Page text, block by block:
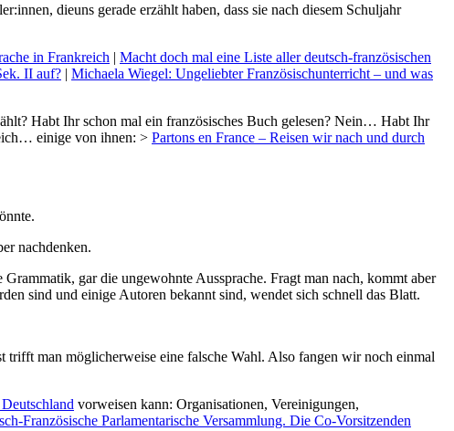
dieuns gerade erzählt haben, dass sie nach diesem Schuljahr
in Frankreich | Macht doch mal eine Liste aller deutsch-französischen
II auf? | Michaela Wiegel: Ungeliebter Französischunterricht – und was
Habt Ihr schon mal ein französisches Buch gelesen? Nein… Habt Ihr
einige von ihnen: > Partons en France – Reisen wir nach und durch
nachdenken.
gar die ungewohnte Aussprache. Fragt man nach, kommt aber
sind und einige Autoren bekannt sind, wendet sich schnell das Blatt.
trifft man möglicherweise eine falsche Wahl. Also fangen wir noch einmal
vorweisen kann: Organisationen, Vereinigungen,
Französische Parlamentarische Versammlung. Die Co-Vorsitzenden